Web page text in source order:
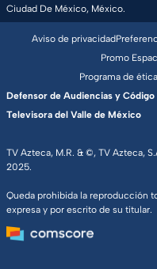
Ciudad De México, México.
TV Azteca, M.R. & ©, TV Azteca,
2025.
Queda prohibida la reproducción
expresa y por escrito de su titular.
Aviso de privacidad
Promo
Programa de
Defensor de Audiencias y
Televisora del Valle de México